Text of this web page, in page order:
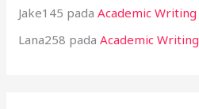
Jake145 padaAcademic Writing
Lana258 padaAcademic Writing